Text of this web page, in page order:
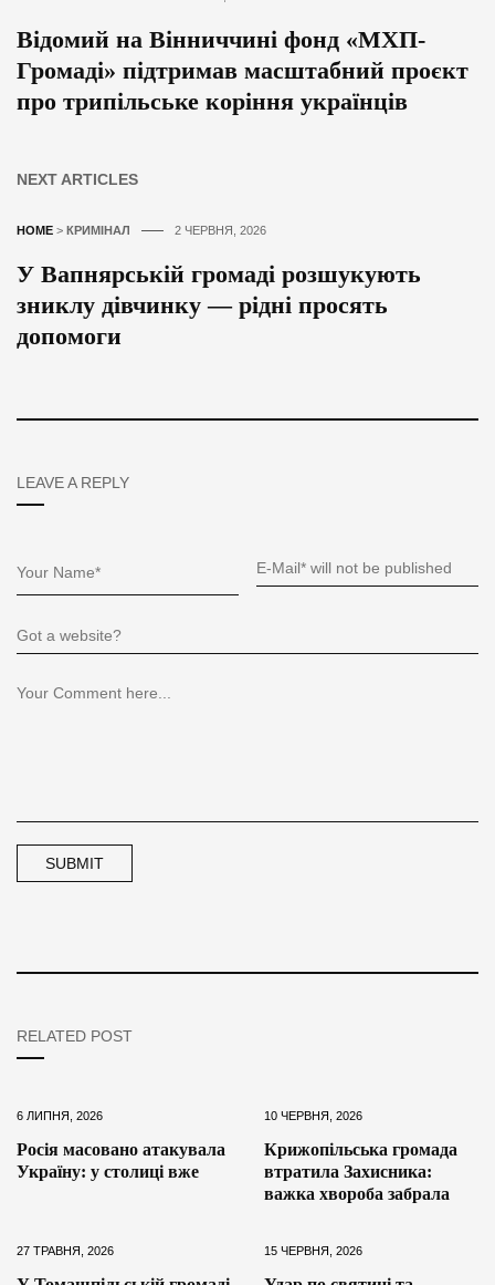
Відомий на Вінниччині фонд «МХП-
Громаді» підтримав масштабний проєкт
про трипільське коріння українців
NEXT ARTICLES
HOME > КРИМІНАЛ 2 ЧЕРВНЯ, 2026
У Вапнярській громаді розшукують
зниклу дівчинку — рідні просять
допомоги
LEAVE A REPLY
RELATED POST
6 ЛИПНЯ, 2026
Росія масовано атакувала
Україну: у столиці вже
10 ЧЕРВНЯ, 2026
Крижопільська громада
втратила Захисника:
важка хвороба забрала
27 ТРАВНЯ, 2026 15 ЧЕРВНЯ, 2026